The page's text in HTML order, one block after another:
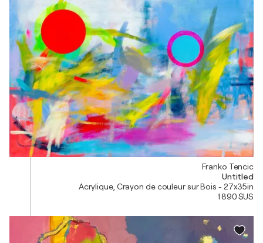
Franko Tencic
Untitled
Acrylique, Crayon de couleur sur Bois - 27x35in
1 890 $US